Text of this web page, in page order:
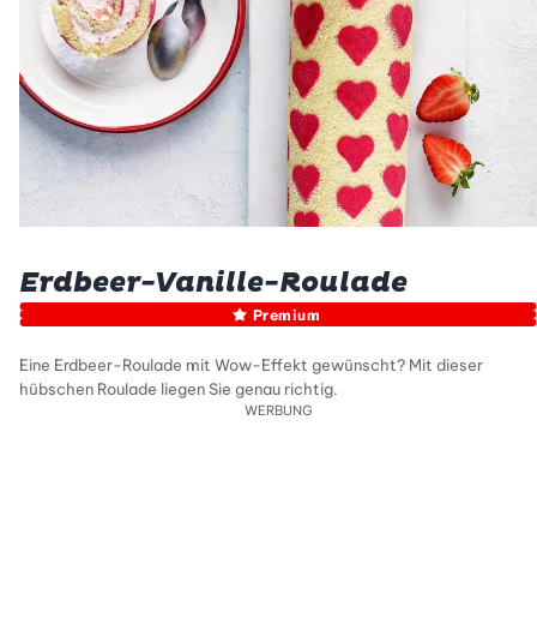
Erdbeer-Vanille-Roulade
Premium
Eine Erdbeer-Roulade mit Wow-Effekt gewünscht? Mit dieser
hübschen Roulade liegen Sie genau richtig.
WERBUNG